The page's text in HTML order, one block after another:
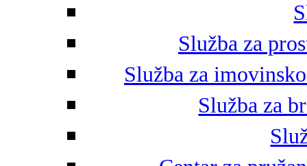
Služba za
Služba za
Služba za